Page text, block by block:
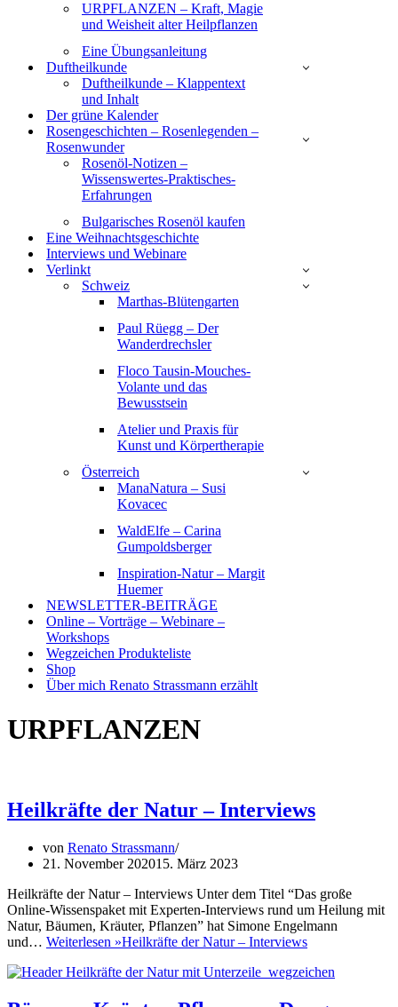
URPFLANZEN – Kraft, Magie
und Weisheit alter Heilpflanzen
Eine Übungsanleitung
Duftheilkunde
Duftheilkunde – Klappentext
und Inhalt
Der grüne Kalender
Rosengeschichten – Rosenlegenden –
Rosenwunder
Rosenöl-Notizen –
Wissenswertes-Praktisches-
Erfahrungen
Bulgarisches Rosenöl kaufen
Eine Weihnachtsgeschichte
Interviews und Webinare
Verlinkt
Schweiz
Marthas-Blütengarten
Paul Rüegg – Der
Wanderdrechsler
Floco Tausin-Mouches-
Volante und das
Bewusstsein
Atelier und Praxis für
Kunst und Körpertherapie
Österreich
ManaNatura – Susi
Kovacec
WaldElfe – Carina
Gumpoldsberger
Inspiration-Natur – Margit
Huemer
NEWSLETTER-BEITRÄGE
Online – Vorträge – Webinare –
Workshops
Wegzeichen Produkteliste
Shop
Über mich Renato Strassmann erzählt
URPFLANZEN
Heilkräfte der Natur – Interviews
von Renato Strassmann
21. November 202015. März 2023
Heilkräfte der Natur – Interviews Unter dem Titel “Das große
Online-Wissenspaket mit Experten-Interviews rund um Heilung mit
Natur, Bäumen, Kräuter, Pflanzen” hat Simone Engelmann
und… Weiterlesen »Heilkräfte der Natur – Interviews